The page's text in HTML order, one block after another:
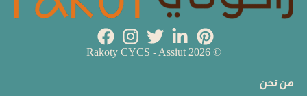
من نحن
© 2026 Rakoty CYCS - Assiut